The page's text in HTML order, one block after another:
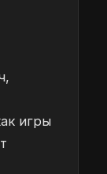
игры